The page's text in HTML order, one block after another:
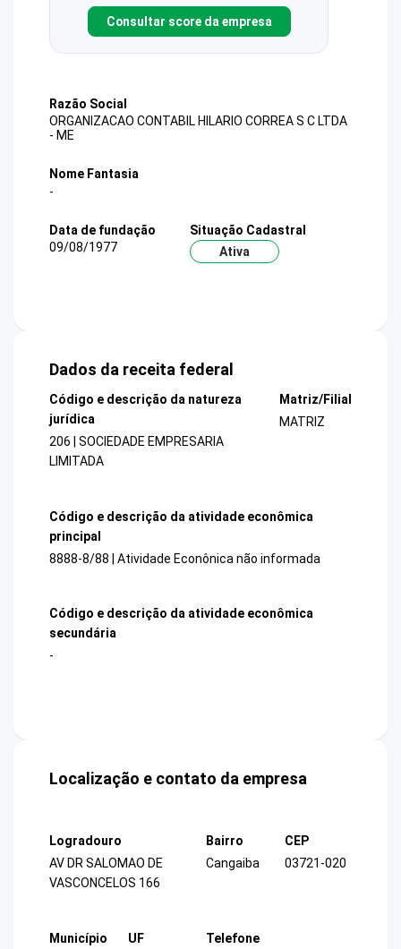
Consultar score da empresa
Razão Social
ORGANIZACAO CONTABIL HILARIO CORREA S C LTDA
- ME
Nome Fantasia
-
Data de fundação
09/08/1977
Situação Cadastral
Ativa
Dados da receita federal
Código e descrição da natureza
jurídica
206 | SOCIEDADE EMPRESARIA
LIMITADA
Matriz/Filial
MATRIZ
Código e descrição da atividade econômica
principal
8888-8/88 | Atividade Econônica não informada
Código e descrição da atividade econômica
secundária
-
Localização e contato da empresa
Logradouro
AV DR SALOMAO DE
VASCONCELOS 166
Bairro
Cangaiba
CEP
03721-020
Município
UF
Telefone